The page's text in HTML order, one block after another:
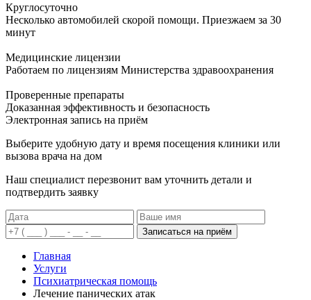
Круглосуточно
Несколько автомобилей скорой помощи. Приезжаем за 30
минут
Медицинские лицензии
Работаем по лицензиям Министерства здравоохранения
Проверенные препараты
Доказанная эффективность и безопасность
Электронная запись на приём
Выберите удобную дату и время посещения клиники или
вызова врача на дом
Наш специалист перезвонит вам уточнить детали и
подтвердить заявку
Записаться на приём
Главная
Услуги
Психиатрическая помощь
Лечение панических атак